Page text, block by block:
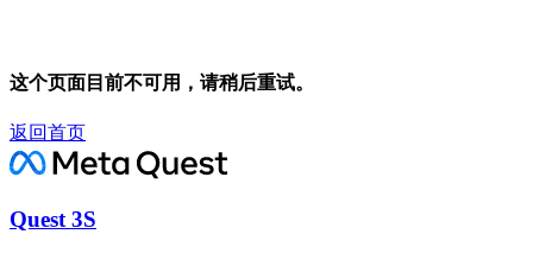
这个页面目前不可用，请稍后重试。
返回首页
Quest 3S